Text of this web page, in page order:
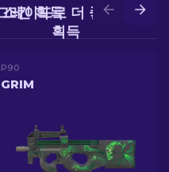
레이드로 더 좋은 스킨
획득
킨 획득
P90
GRIM